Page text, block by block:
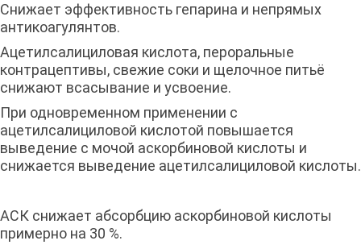
Снижает эффективность гепарина и непрямых
антикоагулянтов.
Ацетилсалициловая кислота, пероральные
контрацептивы, свежие соки и щелочное питьё
снижают всасывание и усвоение.
При одновременном применении с
ацетилсалициловой кислотой повышается
выведение с мочой аскорбиновой кислоты и
снижается выведение ацетилсалициловой кислоты.
АСК снижает абсорбцию аскорбиновой кислоты
примерно на 30 %.